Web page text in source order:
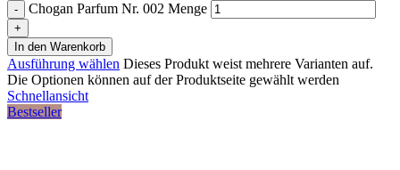
Chogan Parfum Nr. 002 Menge
In den Warenkorb
Ausführung wählen Dieses Produkt weist mehrere Varianten auf.
Die Optionen können auf der Produktseite gewählt werden
Schnellansicht
Bestseller